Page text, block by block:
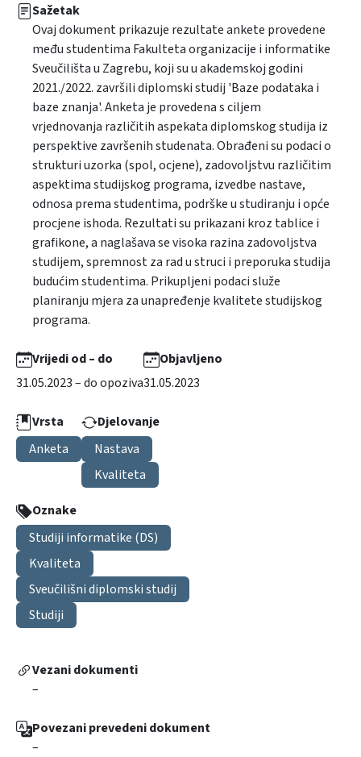
Sažetak
Ovaj dokument prikazuje rezultate ankete provedene
među studentima Fakulteta organizacije i informatike
Sveučilišta u Zagrebu, koji su u akademskoj godini
2021./2022. završili diplomski studij 'Baze podataka i
baze znanja'. Anketa je provedena s ciljem
vrjednovanja različitih aspekata diplomskog studija iz
perspektive završenih studenata. Obrađeni su podaci o
strukturi uzorka (spol, ocjene), zadovoljstvu različitim
aspektima studijskog programa, izvedbe nastave,
odnosa prema studentima, podrške u studiranju i opće
procjene ishoda. Rezultati su prikazani kroz tablice i
grafikone, a naglašava se visoka razina zadovoljstva
studijem, spremnost za rad u struci i preporuka studija
budućim studentima. Prikupljeni podaci služe
planiranju mjera za unapređenje kvalitete studijskog
programa.
Vrijedi od – do
31.05.2023 – do opoziva
Objavljeno
31.05.2023
Vrsta
Anketa
Djelovanje
Nastava
Kvaliteta
Oznake
Studiji informatike (DS)
Kvaliteta
Sveučilišni diplomski studij
Studiji
Vezani dokumenti
–
Povezani prevedeni dokument
–